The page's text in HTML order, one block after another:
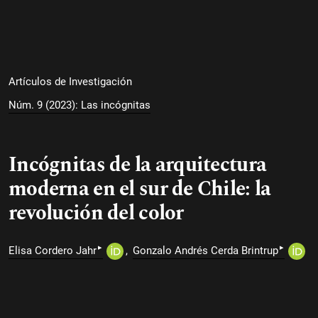
Artículos de Investigación
Núm. 9 (2023): Las incógnitas
Incógnitas de la arquitectura
moderna en el sur de Chile: la
revolución del color
Elisa Cordero Jahr▸ Gonzalo Andrés Cerda Brintrup▸